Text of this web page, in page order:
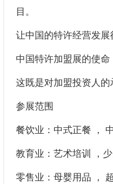
目。
让中国的特许经营发
中国特许加盟展的使
这既是对加盟投资人
参展范围
餐饮业：中式正餐 ，
教育业：艺术培训 ，
零售业：母婴用品 ，